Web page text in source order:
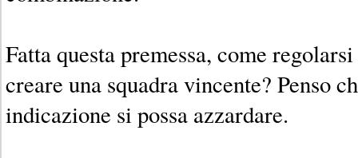
Fatta questa premessa, come
creare una squadra vincente? Penso
indicazione si possa azzardare.